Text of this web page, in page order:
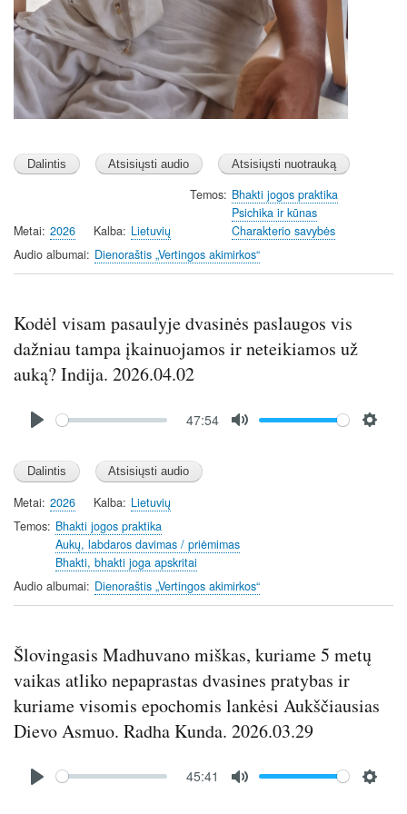
Metai 2026 Kalba Lietuvių
Temos Bhakti jogos praktika
Psichika ir kūnas
Charakterio savybės
Audio albumai
Dienoraštis „Vertingos akimirkos“
Kodėl visam pasaulyje dvasinės paslaugos vis
dažniau tampa įkainuojamos ir neteikiamos už
auką? Indija. 2026.04.02
l
a
y
47:54
Metai 2026 Kalba Lietuvių
Temos Bhakti jogos praktika
Aukų, labdaros davimas / priėmimas
Bhakti, bhakti joga apskritai
Audio albumai
Dienoraštis „Vertingos akimirkos“
Šlovingasis Madhuvano miškas, kuriame 5 metų
vaikas atliko nepaprastas dvasines pratybas ir
kuriame visomis epochomis lankėsi Aukščiausias
Dievo Asmuo. Radha Kunda. 2026.03.29
45:41